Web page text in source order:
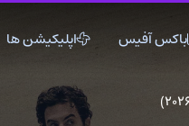
انیمیشن
اپلیکیشن ها